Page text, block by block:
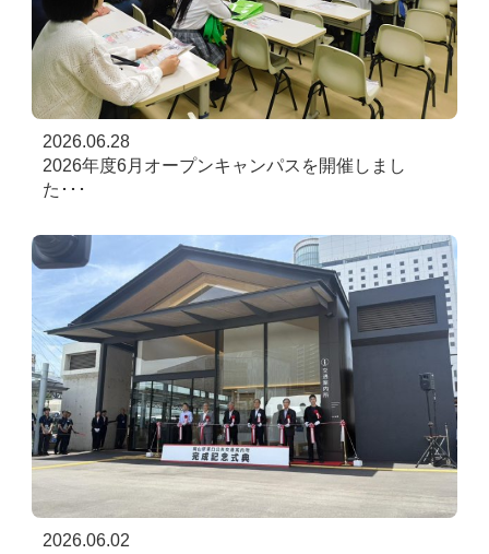
2026.06.28
2026年度6月オープンキャンパスを開催しまし
た･･･
2026.06.02